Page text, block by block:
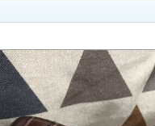
上一张